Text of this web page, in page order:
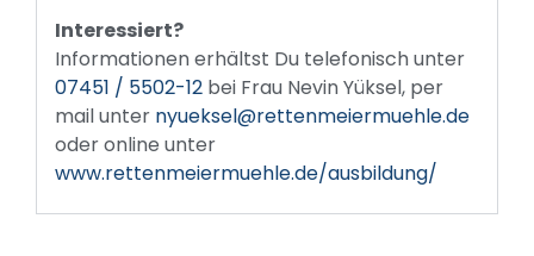
Interessiert?
Informationen erhältst Du telefonisch unter
07451 / 5502-12 bei Frau Nevin Yüksel, per
mail unter nyueksel@rettenmeiermuehle.de
oder online unter
www.rettenmeiermuehle.de/ausbildung/